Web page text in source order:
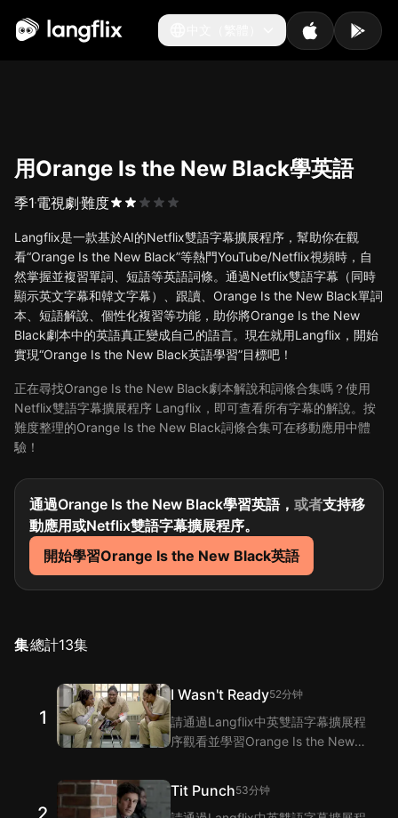
中文（繁體）
用Orange Is the New Black學英語
季1 電視劇難度
Langflix是一款基於AI的Netflix雙語字幕擴展程序，幫助你在觀
看“Orange Is the New Black”等熱門YouTube/Netflix視頻時，自
然掌握並複習單詞、短語等英語詞條。通過Netflix雙語字幕（同時
顯示英文字幕和韓文字幕）、跟讀、Orange Is the New Black單詞
本、短語解說、個性化複習等功能，助你將Orange Is the New
Black劇本中的英語真正變成自己的語言。現在就用Langflix，開始
實現“Orange Is the New Black英語學習”目標吧！
正在尋找Orange Is the New Black劇本解說和詞條合集嗎？使用
Netflix雙語字幕擴展程序 Langflix，即可查看所有字幕的解說。按
難度整理的Orange Is the New Black詞條合集可在移動應用中體
驗！
通過Orange Is the New Black學習英語， 或者支持移
動應用或Netflix雙語字幕擴展程序。
開始學習Orange Is the New Black英語
集總計13集
1
I Wasn't Ready52分钟
請通過Langflix中英雙語字幕擴展程
序觀看並學習Orange Is the New
Orange Is the New Black 第1集臺
2
Tit Punch53分钟